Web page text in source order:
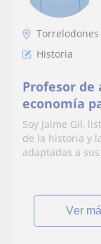
Torrelodones
Historia
Profesor de
economía
Soy Jaime Gil,
de la historia y
adaptadas a
ver